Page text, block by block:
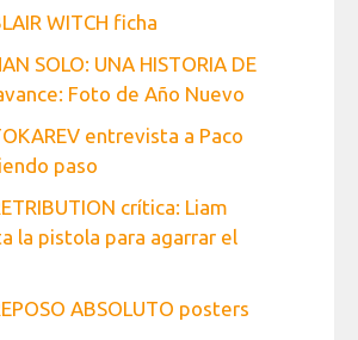
WITCH ficha
SOLO: UNA HISTORIA DE
Foto de Año Nuevo
entrevista a Paco
paso
crítica: Liam
la pistola para agarrar el
ABSOLUTO posters